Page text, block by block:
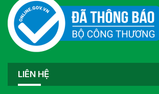
LIÊN HỆ